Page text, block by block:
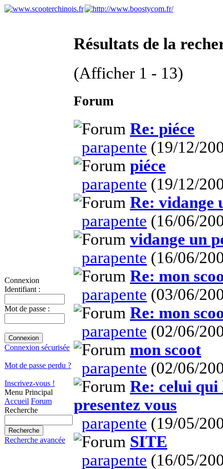
Connexion
Identifiant :
Mot de passe :
Connexion sécurisée
Mot de passe perdu ?
Inscrivez-vous !
Menu Principal
Accueil Forum
Recherche
Recherche avancée
Résultats de la
(Afficher 1 - 13)
Forum
Re: piéce
parapente (19/12/
piéce
parapente (19/12/
Re: vidange
parapente (16/06/
vidange un
parapente (16/06/
Re: mon
parapente (03/06/
Re: mon
parapente (02/06/
mon scoot
parapente (02/06/
Re: celui qui
presentez vous
parapente (19/05/
SITE
parapente (16/05/